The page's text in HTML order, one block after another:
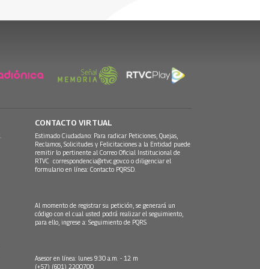
CONTACTO VIRTUAL
Estimado Ciudadano: Para radicar Peticiones, Quejas,
Reclamos, Solicitudes y Felicitaciones a la Entidad puede
remitir lo pertinente al Correo Oficial Institucional de
RTVC correspondencia@rtvc.gov.co o diligenciar el
formulario en línea: Contacto PQRSD.
Al momento de registrar su petición, se generará un
código con el cual usted podrá realizar el seguimiento,
para ello, ingrese a: Seguimiento de PQRS
Asesor en línea: lunes 9:30 a.m. - 12 m
(+57) (601) 2200700